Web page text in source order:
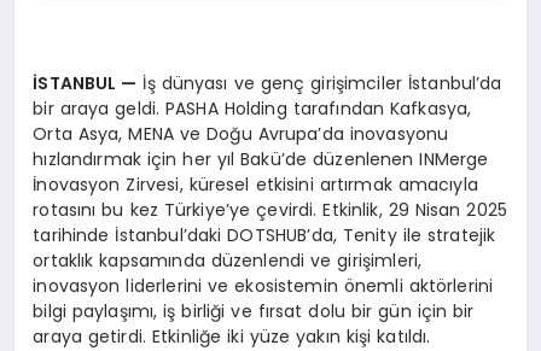
İSTANBUL — İş dünyası ve genç girişimciler İstanbul’da
bir araya geldi. PASHA Holding tarafından Kafkasya,
Orta Asya, MENA ve Doğu Avrupa’da inovasyonu
hızlandırmak için her yıl Bakü’de düzenlenen INMerge
İnovasyon Zirvesi, küresel etkisini artırmak amacıyla
rotasını bu kez Türkiye’ye çevirdi. Etkinlik, 29 Nisan 2025
tarihinde İstanbul’daki DOTSHUB’da, Tenity ile stratejik
ortaklık kapsamında düzenlendi ve girişimleri,
inovasyon liderlerini ve ekosistemin önemli aktörlerini
bilgi paylaşımı, iş birliği ve fırsat dolu bir gün için bir
araya getirdi. Etkinliğe iki yüze yakın kişi katıldı.